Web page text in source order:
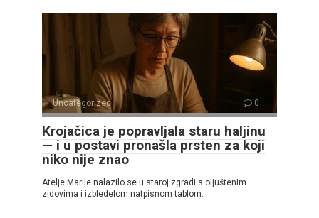
Uncategorized 0
Krojačica je popravljala staru haljinu
— i u postavi pronašla prsten za koji
niko nije znao
Atelje Marije nalazilo se u staroj zgradi s oljuštenim
zidovima i izbledelom natpisnom tablom.